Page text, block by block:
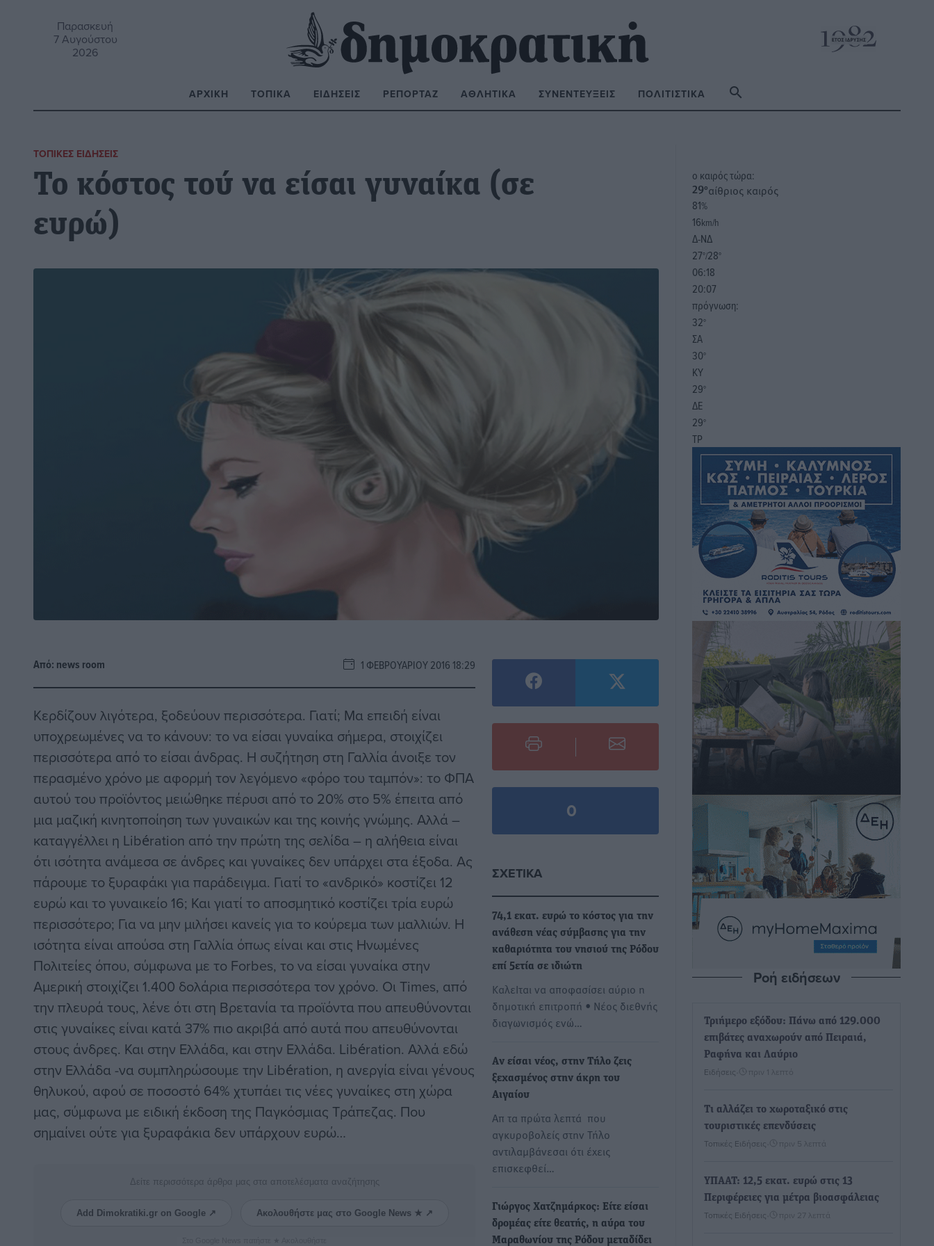
Παρασκευή
7 Αυγούστου
2026
ΑΡΧΙΚΉ ΤΟΠΙΚΆ ΕΙΔΉΣΕΙΣ ΡΕΠΟΡΤΆΖ ΑΘΛΗΤΙΚΆ ΣΥΝΕΝΤΕΎΞΕΙΣ ΠΟΛΙΤΙΣΤΙΚΆ
ΤΟΠΙΚΈΣ ΕΙΔΉΣΕΙΣ
Το κόστος τού να είσαι γυναίκα (σε
ευρώ)
Από: news room 1 ΦΕΒΡΟΥΑΡΊΟΥ 2016 18:29
Κερδίζουν λιγότερα, ξοδεύουν περισσότερα. Γιατί; Μα επειδή είναι
υποχρεωμένες να το κάνουν: το να είσαι γυναίκα σήμερα, στοιχίζει
περισσότερα από το είσαι άνδρας. Η συζήτηση στη Γαλλία άνοιξε τον
περασμένο χρόνο με αφορμή τον λεγόμενο «φόρο του ταμπόν»: το ΦΠΑ
αυτού του προϊόντος μειώθηκε πέρυσι από το 20% στο 5% έπειτα από
μια μαζική κινητοποίηση των γυναικών και της κοινής γνώμης. Αλλά –
καταγγέλλει η Libération από την πρώτη της σελίδα – η αλήθεια είναι
ότι ισότητα ανάμεσα σε άνδρες και γυναίκες δεν υπάρχει στα έξοδα. Ας
πάρουμε το ξυραφάκι για παράδειγμα. Γιατί το «ανδρικό» κοστίζει 12
ευρώ και το γυναικείο 16; Και γιατί το αποσμητικό κοστίζει τρία ευρώ
περισσότερο; Για να μην μιλήσει κανείς για το κούρεμα των μαλλιών. Η
ισότητα είναι απούσα στη Γαλλία όπως είναι και στις Ηνωμένες
Πολιτείες όπου, σύμφωνα με το Forbes, το να είσαι γυναίκα στην
Αμερική στοιχίζει 1.400 δολάρια περισσότερα τον χρόνο. Οι Times, από
την πλευρά τους, λένε ότι στη Βρετανία τα προϊόντα που απευθύνονται
στις γυναίκες είναι κατά 37% πιο ακριβά από αυτά που απευθύνονται
στους άνδρες. Και στην Ελλάδα, και στην Ελλάδα. Libération. Αλλά εδώ
στην Ελλάδα -να συμπληρώσουμε την Libération, η ανεργία είναι γένους
θηλυκού, αφού σε ποσοστό 64% χτυπάει τις νέες γυναίκες στη χώρα
μας, σύμφωνα με ειδική έκδοση της Παγκόσμιας Τράπεζας. Που
σημαίνει ούτε για ξυραφάκια δεν υπάρχουν ευρώ…
Δείτε περισσότερα άρθρα μας στα αποτελέσματα αναζήτησης
Add Dimokratiki.gr on Google ↗ Ακολουθήστε μας στο Google News ★ ↗
0
ΣΧΕΤΙΚΆ
74,1 εκατ. ευρώ το κόστος για την
ανάθεση νέας σύμβασης για την
καθαριότητα του νησιού της Ρόδου
επί 5ετία σε ιδιώτη
ΚαλεΙται να αποφασίσει αύριο η
δημοτική επιτροπή • Νέος διεθνής
διαγωνισμός ενώ…
Aν είσαι νέος, στην Τήλο ζεις
ξεχασμένος στην άκρη του
Αιγαίου
Απ τα πρώτα λεπτά που
αγκυροβολείς στην Τήλο
αντιλαμβάνεσαι ότι έχεις
επισκεφθεί…
Γιώργος Χατζημάρκος: Είτε είσαι
δρομέας είτε θεατής, η αύρα του
Μαραθωνίου της Ρόδου μεταδίδει
o καιρός τώρα:
29°αίθριος καιρός
81%
16km/h
Δ-ΝΔ
27°/28°
06:18
20:07
πρόγνωση:
32°
ΣΑ
30°
ΚΥ
29°
ΔΕ
29°
ΤΡ
Ροή ειδήσεων
Τριήμερο εξόδου: Πάνω από 129.000
επιβάτες αναχωρούν από Πειραιά,
Ραφήνα και Λαύριο
Ειδήσεις πριν 1 λεπτό
Τι αλλάζει το χωροταξικό στις
τουριστικές επενδύσεις
Τοπικές Ειδήσεις πριν 5 λεπτά
ΥΠΑΑΤ: 12,5 εκατ. ευρώ στις 13
Περιφέρειες για μέτρα βιοασφάλειας
Τοπικές Ειδήσεις πριν 27 λεπτά